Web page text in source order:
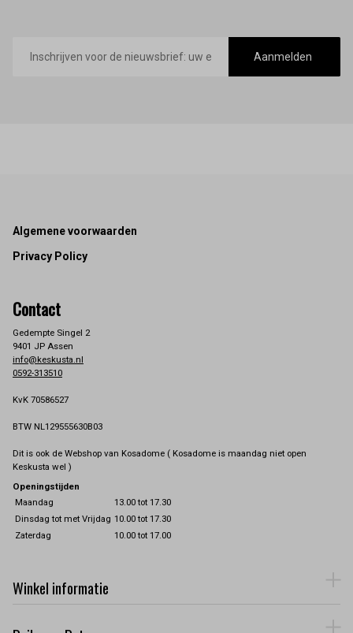
mailadres
Aanmelden
Footer
Algemene voorwaarden
Privacy Policy
Contact
Gedempte Singel 2
9401 JP Assen
info@keskusta.nl
0592-313510
KvK 70586527
BTW NL129555630B03
Dit is ook de Webshop van Kosadome ( Kosadome is maandag niet open
Keskusta wel )
Openingstijden
Maandag
13.00 tot 17.30
Dinsdag tot met Vrijdag 10.00 tot 17.30
Zaterdag
10.00 tot 17.00
Winkel informatie